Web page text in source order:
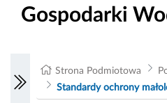
Gospodarki
Strona Podmiotowa
Standardy ochrony